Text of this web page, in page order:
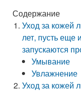
Содержание
Уход за кожей
лет, пусть еще
запускаются
Умывание
Увлажнение
Уход за кожей